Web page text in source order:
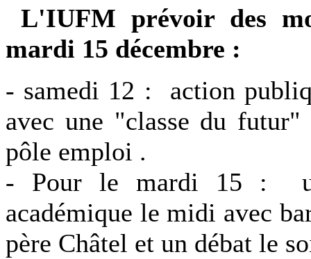
L'IUFM prévoir des
mardi 15 décembre :
- samedi 12 : action
avec une "classe du futur"
pôle emploi .
- Pour le mardi 15 : un
académique le midi avec
père Châtel et un débat le